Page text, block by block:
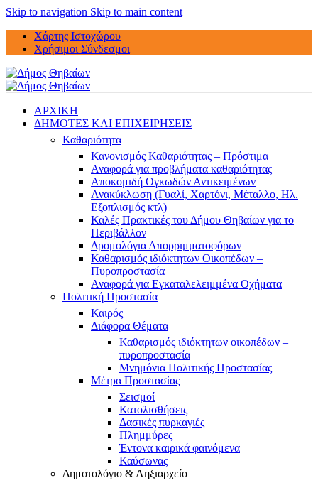
Skip to navigation Skip to main content
Χάρτης Ιστοχώρου
Χρήσιμοι Σύνδεσμοι
ΑΡΧΙΚΗ
ΔΗΜΟΤΕΣ ΚΑΙ ΕΠΙΧΕΙΡΗΣΕΙΣ
Καθαριότητα
Κανονισμός Καθαριότητας – Πρόστιμα
Αναφορά για προβλήματα καθαριότητας
Αποκομιδή Ογκωδών Αντικειμένων
Ανακύκλωση (Γυαλί, Χαρτόνι, Μέταλλο, Ηλ.
Εξοπλισμός κτλ)
Καλές Πρακτικές του Δήμου Θηβαίων για το
Περιβάλλον
Δρομολόγια Απορριμματοφόρων
Καθαρισμός ιδιόκτητων Οικοπέδων –
Πυροπροστασία
Αναφορά για Εγκαταλελειμμένα Οχήματα
Πολιτική Προστασία
Καιρός
Διάφορα Θέματα
Καθαρισμός ιδιόκτητων οικοπέδων –
πυροπροστασία
Μνημόνια Πολιτικής Προστασίας
Μέτρα Προστασίας
Σεισμοί
Κατολισθήσεις
Δασικές πυρκαγιές
Πλημμύρες
Έντονα καιρικά φαινόμενα
Καύσωνας
Δημοτολόγιο & Ληξιαρχείο